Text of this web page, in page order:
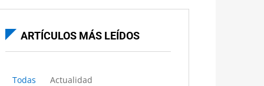
ARTÍCULOS MÁS LEÍDOS
Todas Actualidad